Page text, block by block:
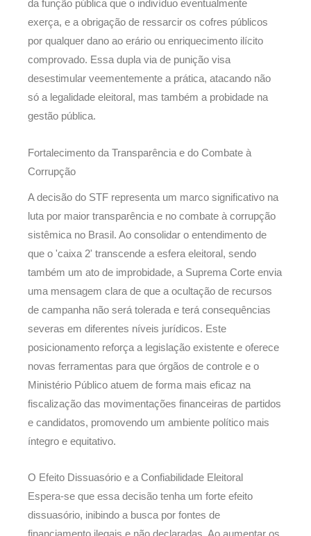
da função pública que o indivíduo eventualmente
exerça, e a obrigação de ressarcir os cofres públicos
por qualquer dano ao erário ou enriquecimento ilícito
comprovado. Essa dupla via de punição visa
desestimular veementemente a prática, atacando não
só a legalidade eleitoral, mas também a probidade na
gestão pública.
Fortalecimento da Transparência e do Combate à
Corrupção
A decisão do STF representa um marco significativo na
luta por maior transparência e no combate à corrupção
sistêmica no Brasil. Ao consolidar o entendimento de
que o 'caixa 2' transcende a esfera eleitoral, sendo
também um ato de improbidade, a Suprema Corte envia
uma mensagem clara de que a ocultação de recursos
de campanha não será tolerada e terá consequências
severas em diferentes níveis jurídicos. Este
posicionamento reforça a legislação existente e oferece
novas ferramentas para que órgãos de controle e o
Ministério Público atuem de forma mais eficaz na
fiscalização das movimentações financeiras de partidos
e candidatos, promovendo um ambiente político mais
íntegro e equitativo.
O Efeito Dissuasório e a Confiabilidade Eleitoral
Espera-se que essa decisão tenha um forte efeito
dissuasório, inibindo a busca por fontes de